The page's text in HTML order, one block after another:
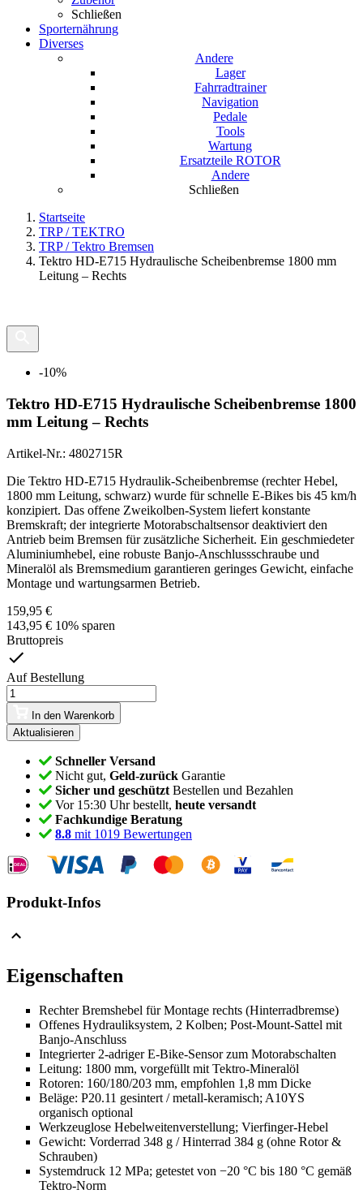
Schließen
Sporternährung
Diverses
Andere
Lager
Fahrradtrainer
Navigation
Pedale
Tools
Wartung
Ersatzteile ROTOR
Andere
Schließen
Startseite
TRP / TEKTRO
TRP / Tektro Bremsen
Tektro HD-E715 Hydraulische Scheibenbremse 1800 mm
Leitung – Rechts
-10%
Tektro HD-E715 Hydraulische Scheibenbremse 1800
mm Leitung – Rechts
Artikel-Nr.: 4802715R
Die Tektro HD-E715 Hydraulik-Scheibenbremse (rechter Hebel,
1800 mm Leitung, schwarz) wurde für schnelle E-Bikes bis 45 km/h
konzipiert. Das offene Zweikolben-System liefert konstante
Bremskraft; der integrierte Motorabschaltsensor deaktiviert den
Antrieb beim Bremsen für zusätzliche Sicherheit. Ein geschmiedeter
Aluminiumhebel, eine robuste Banjo-Anschlussschraube und
Mineralöl als Bremsmedium garantieren geringes Gewicht, einfache
Montage und wartungsarmen Betrieb.
159,95 €
143,95 € 10% sparen
Bruttopreis
Auf Bestellung
In den Warenkorb
Schneller Versand
Nicht gut, Geld-zurückGarantie
Sicher und geschütztBestellen und Bezahlen
Vor 15:30 Uhr bestellt, heute versandt
Fachkundige Beratung
8.8mit 1019 Bewertungen
Produkt-Infos
Eigenschaften
Rechter Bremshebel für Montage rechts (Hinterradbremse)
Offenes Hydrauliksystem, 2 Kolben; Post-Mount-Sattel mit
Banjo-Anschluss
Integrierter 2-adriger E-Bike-Sensor zum Motorabschalten
Leitung: 1800 mm, vorgefüllt mit Tektro-Mineralöl
Rotoren: 160/180/203 mm, empfohlen 1,8 mm Dicke
Beläge: P20.11 gesintert / metall-keramisch; A10YS
organisch optional
Werkzeuglose Hebelweitenverstellung; Vierfinger-Hebel
Gewicht: Vorderrad 348 g / Hinterrad 384 g (ohne Rotor &
Schrauben)
Systemdruck 12 MPa; getestet von −20 °C bis 180 °C gemäß
Tektro-Norm